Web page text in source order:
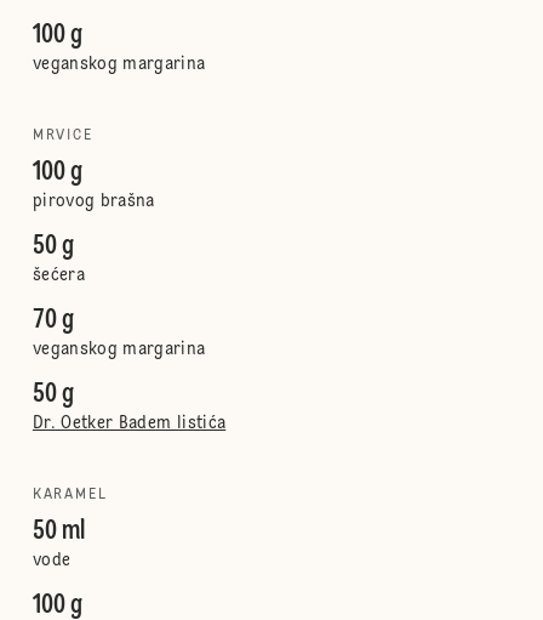
100 g
veganskog margarina
MRVICE
100 g
pirovog brašna
50 g
šećera
70 g
veganskog margarina
50 g
Dr. Oetker Badem listića
KARAMEL
50 ml
vode
100 g